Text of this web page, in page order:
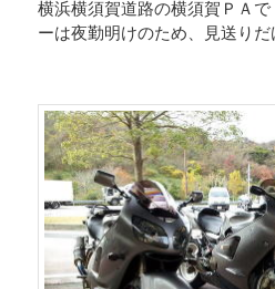
横浜横須賀道路の横須賀ＰＡ
ーは夜勤明けのため、見送りだ